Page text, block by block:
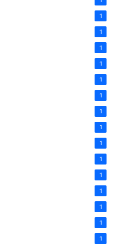
1
1
1
1
1
1
1
1
1
1
1
1
1
1
1